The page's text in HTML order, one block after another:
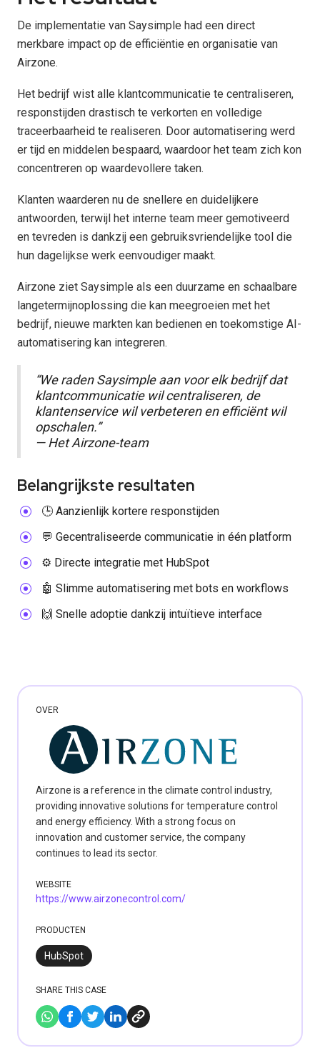
De implementatie van Saysimple had een direct
merkbare impact op de efficiëntie en organisatie van
Airzone.
Het bedrijf wist alle klantcommunicatie te centraliseren,
responstijden drastisch te verkorten en volledige
traceerbaarheid te realiseren. Door automatisering werd
er tijd en middelen bespaard, waardoor het team zich kon
concentreren op waardevollere taken.
Klanten waarderen nu de snellere en duidelijkere
antwoorden, terwijl het interne team meer gemotiveerd
en tevreden is dankzij een gebruiksvriendelijke tool die
hun dagelijkse werk eenvoudiger maakt.
Airzone ziet Saysimple als een duurzame en schaalbare
langetermijnoplossing die kan meegroeien met het
bedrijf, nieuwe markten kan bedienen en toekomstige AI-
automatisering kan integreren.
“We raden Saysimple aan voor elk bedrijf dat
klantcommunicatie wil centraliseren, de
klantenservice wil verbeteren en efficiënt wil
opschalen.”
— Het Airzone-team
Belangrijkste resultaten
🕒 Aanzienlijk kortere responstijden
💬 Gecentraliseerde communicatie in één platform
⚙️ Directe integratie met HubSpot
🤖 Slimme automatisering met bots en workflows
🙌 Snelle adoptie dankzij intuïtieve interface
OVER
Airzone is a reference in the climate control industry,
providing innovative solutions for temperature control
and energy efficiency. With a strong focus on
innovation and customer service, the company
continues to lead its sector.
WEBSITE
https://www.airzonecontrol.com/
PRODUCTEN
HubSpot
SHARE THIS CASE